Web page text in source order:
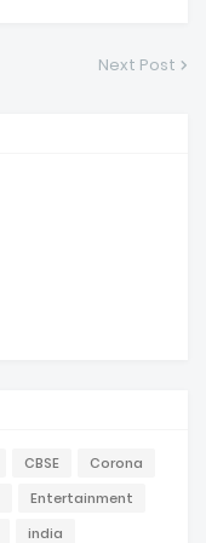
Next Post
CBSE
Corona
Entertainment
india